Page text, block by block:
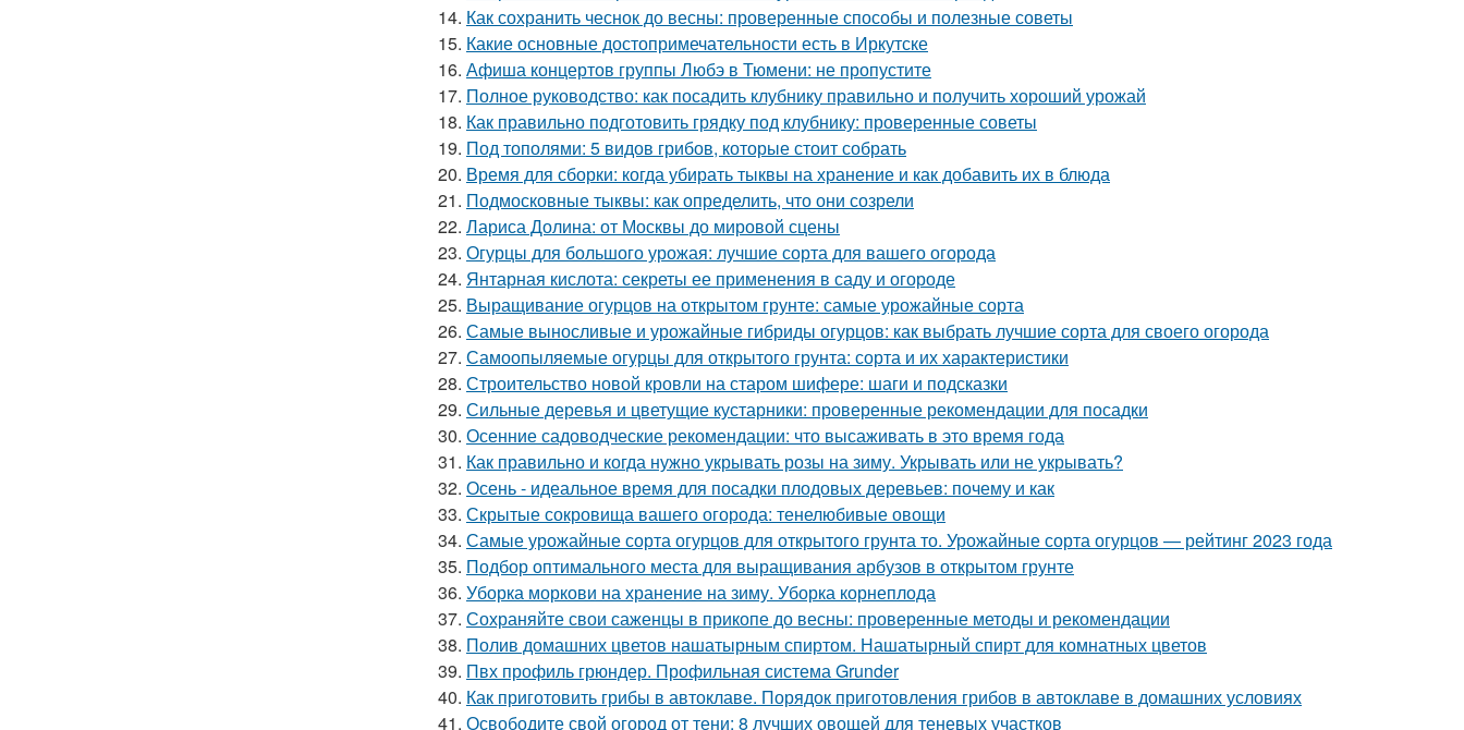
14. Как сохранить чеснок до весны: проверенные способы и полезные советы
15. Какие основные достопримечательности есть в Иркутске
16. Афиша концертов группы Любэ в Тюмени: не пропустите
17. Полное руководство: как посадить клубнику правильно и получить хороший урожай
18. Как правильно подготовить грядку под клубнику: проверенные советы
19. Под тополями: 5 видов грибов, которые стоит собрать
20. Время для сборки: когда убирать тыквы на хранение и как добавить их в блюда
21. Подмосковные тыквы: как определить, что они созрели
22. Лариса Долина: от Москвы до мировой сцены
23. Огурцы для большого урожая: лучшие сорта для вашего огорода
24. Янтарная кислота: секреты ее применения в саду и огороде
25. Выращивание огурцов на открытом грунте: самые урожайные сорта
26. Самые выносливые и урожайные гибриды огурцов: как выбрать лучшие сорта для своего огорода
27. Самоопыляемые огурцы для открытого грунта: сорта и их характеристики
28. Строительство новой кровли на старом шифере: шаги и подсказки
29. Сильные деревья и цветущие кустарники: проверенные рекомендации для посадки
30. Осенние садоводческие рекомендации: что высаживать в это время года
31. Как правильно и когда нужно укрывать розы на зиму. Укрывать или не укрывать?
32. Осень - идеальное время для посадки плодовых деревьев: почему и как
33. Скрытые сокровища вашего огорода: тенелюбивые овощи
34. Самые урожайные сорта огурцов для открытого грунта то. Урожайные сорта огурцов — рейтинг 2023 года
35. Подбор оптимального места для выращивания арбузов в открытом грунте
36. Уборка моркови на хранение на зиму. Уборка корнеплода
37. Сохраняйте свои саженцы в прикопе до весны: проверенные методы и рекомендации
38. Полив домашних цветов нашатырным спиртом. Нашатырный спирт для комнатных цветов
39. Пвх профиль грюндер. Профильная система Grunder
40. Как приготовить грибы в автоклаве. Порядок приготовления грибов в автоклаве в домашних условиях
41. Освободите свой огород от тени: 8 лучших овощей для теневых участков